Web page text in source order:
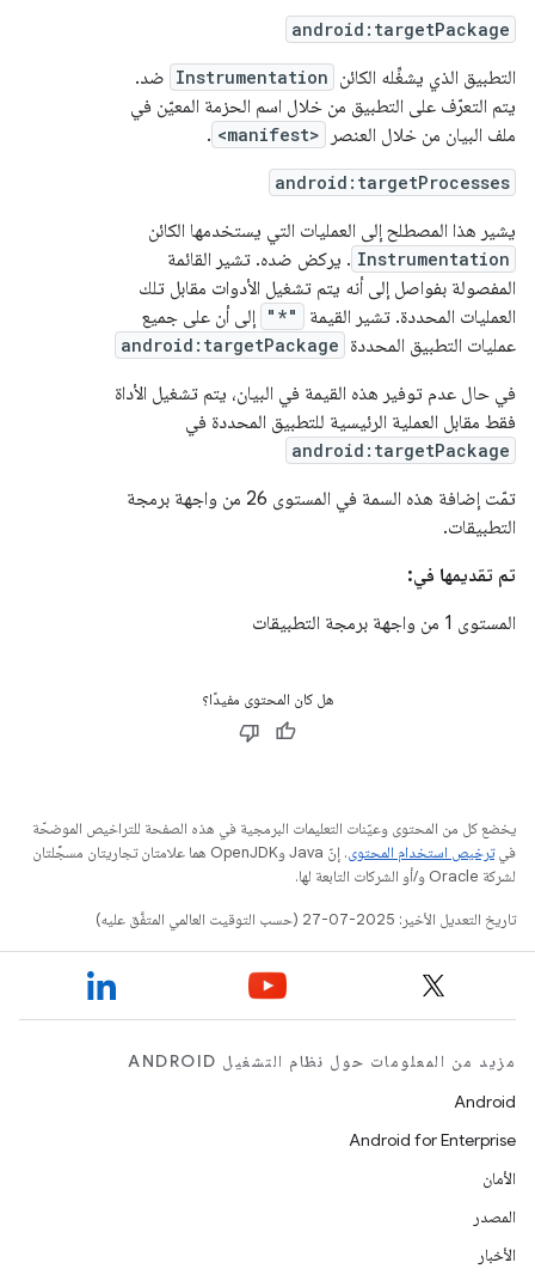
android:targetPackage
التطبيق الذي يشغِّله الكائن Instrumentation ضد.
يتم التعرّف على التطبيق من خلال اسم الحزمة المعيّن في
ملف البيان من خلال العنصر
<manifest>
.
android:targetProcesses
يشير هذا المصطلح إلى العمليات التي يستخدمها الكائن
Instrumentation . يركض ضده. تشير القائمة
المفصولة بفواصل إلى أنه يتم تشغيل الأدوات مقابل تلك
العمليات المحددة. تشير القيمة
"*"
إلى أن على جميع
عمليات التطبيق المحددة android:targetPackage
في حال عدم توفير هذه القيمة في البيان، يتم تشغيل الأداة
فقط مقابل العملية الرئيسية للتطبيق المحددة في
android:targetPackage
تمّت إضافة هذه السمة في المستوى 26 من واجهة برمجة
التطبيقات.
تم تقديمها في:
المستوى 1 من واجهة برمجة التطبيقات
هل كان المحتوى مفيدًا؟
يخضع كل من المحتوى وعيّنات التعليمات البرمجية في هذه الصفحة للتراخيص الموضحّة
فيترخيص استخدام المحتوى
. إنّ Java وOpenJDK هما علامتان تجاريتان مسجَّلتان
لشركة Oracle و/أو الشركات التابعة لها.
تاريخ التعديل الأخير: 2025-07-27 (حسب التوقيت العالمي المتفَّق عليه)
مزيد من المعلومات حول نظام التشغيل ANDROID
Android
Android for Enterprise
الأمان
المصدر
الأخبار